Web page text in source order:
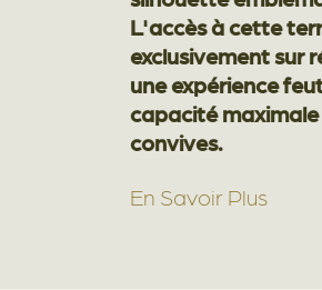
L'accès à cette
exclusivement sur
une expérience
capacité
convives.
En Savoir Plus